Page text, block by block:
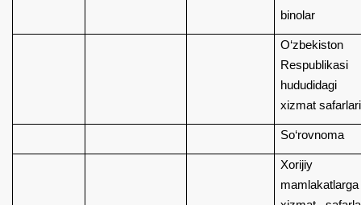
binolar
O‘zbekiston
Respublikasi
hududidagi
xizmat safarlari
So‘rovnoma
Xorijiy
mamlakatlarga